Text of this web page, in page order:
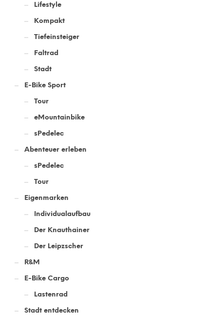
Lifestyle
Kompakt
Tiefeinsteiger
Faltrad
Stadt
E-Bike Sport
Tour
eMountainbike
sPedelec
Abenteuer erleben
sPedelec
Tour
Eigenmarken
Individualaufbau
Der Knauthainer
Der Leipzscher
R&M
E-Bike Cargo
Lastenrad
Stadt entdecken